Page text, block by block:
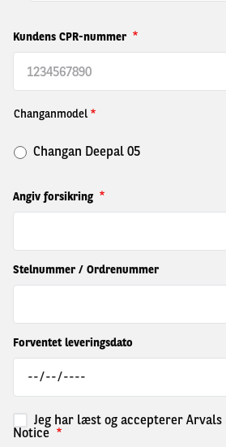
Kundens CPR-nummer
Changanmodel
Changan Deepal 05
Angiv forsikring
Stelnummer / Ordrenummer
Forventet leveringsdato
Jeg har læst og accepterer Arvals
Notice